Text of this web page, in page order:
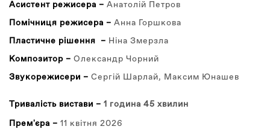
Асистент режисера – Анатолій Петров
Помічниця режисера – Анна Горшкова
Пластичне рішення – Ніна Змерзла
Композитор – Олександр Чорний
Звукорежисери – Сергій Шарлай, Максим Юнашев
Тривалість вистави – 1 година 45 хвилин
Прем'єра – 11 квітня 2026